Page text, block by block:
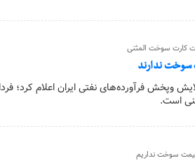
کارت سوخت المثنی
سوخت ندارند
است.
سوخت نداریم